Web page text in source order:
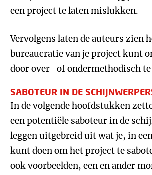
een project te laten mislukken.
Vervolgens laten de auteurs zien
bureaucratie van je project kunt
door over- of ondermethodisch
SABOTEUR IN DE
In de volgende hoofdstukken
een potentiële saboteur in de
leggen uitgebreid uit wat je, in
kunt doen om het project te
ook voorbeelden, een en ander